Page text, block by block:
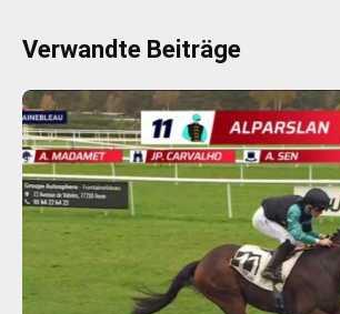
Verwandte Beiträge